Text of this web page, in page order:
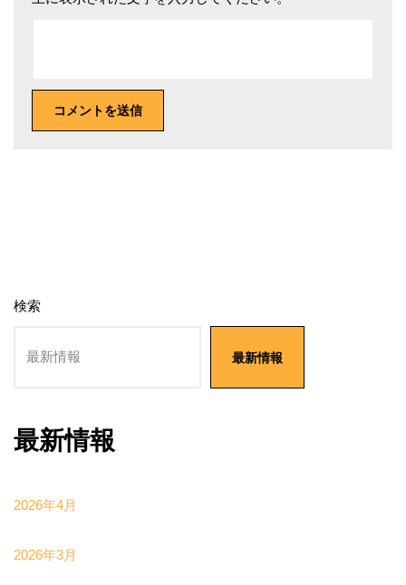
検索
最新情報
最新情報
2026年4月
2026年3月